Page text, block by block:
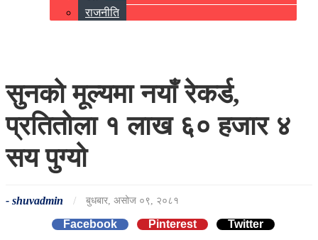
राजनीति
सुनको मूल्यमा नयाँ रेकर्ड,
प्रतितोला १ लाख ६० हजार ४
सय पुग्यो
- shuvadmin / बुधबार, असोज ०९, २०८१
Facebook
Pinterest
Twitter